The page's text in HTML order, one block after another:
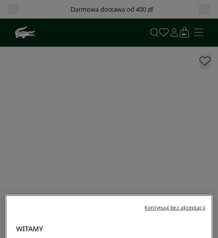
Darmowa dostawa od 400 zł!
WITAMY
Kontynuuj bez akceptacji